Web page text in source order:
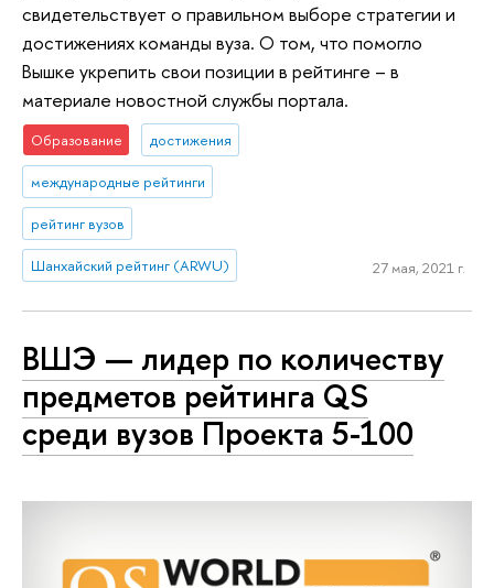
свидетельствует о правильном выборе стратегии и
достижениях команды вуза. О том, что помогло
Вышке укрепить свои позиции в рейтинге – в
материале новостной службы портала.
Образование достижения
международные рейтинги
рейтинг вузов
Шанхайский рейтинг (ARWU) 27 мая, 2021 г.
ВШЭ — лидер по количеству
предметов рейтинга QS
среди вузов Проекта 5-100